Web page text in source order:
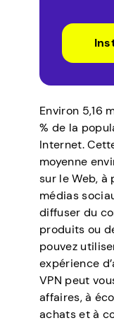
Environ 5,16
% de la
Internet.
moyenne
sur le Web,
médias
diffuser du
produits ou
pouvez
expérience
VPN peut
affaires, à
achats et à